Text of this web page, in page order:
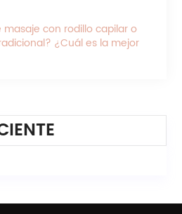
masaje con rodillo capilar o
¿Cuál es la mejor